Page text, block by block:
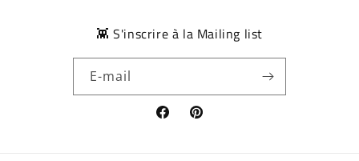
👾 S'inscrire à la Mailing list
E-mail
FacebookPinterest